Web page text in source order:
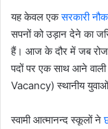
यह केवल एकसरकारी
सपनों को उड़ान देने का
हैं। आज के दौर में जब
पदों पर एक साथ आने
Vacancy) स्थानीय
स्वामी आत्मानन्द स्कूलों ने